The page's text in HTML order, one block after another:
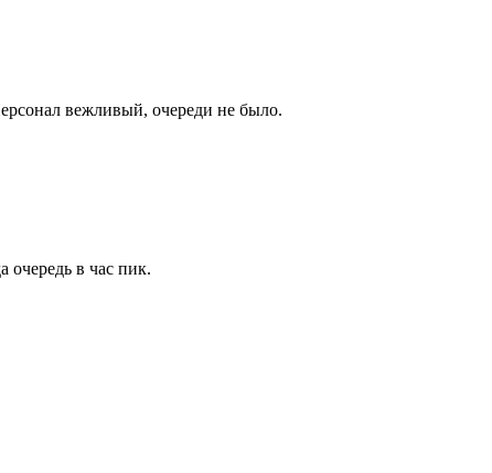
вежливый, очереди не было.
в час пик.